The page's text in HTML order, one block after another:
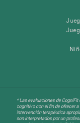
* Las evaluaciones de
cognitivo con el fin de ofrecer
intervención terapéutica
son interpretados por un